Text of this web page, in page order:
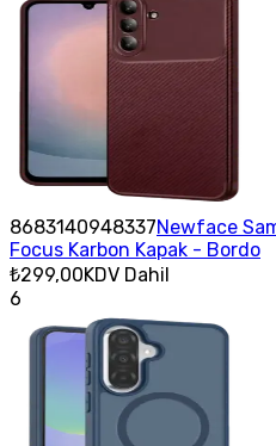
8683140948337Newface
Focus Karbon Kapak - Bordo
₺299,00KDV Dahil
6